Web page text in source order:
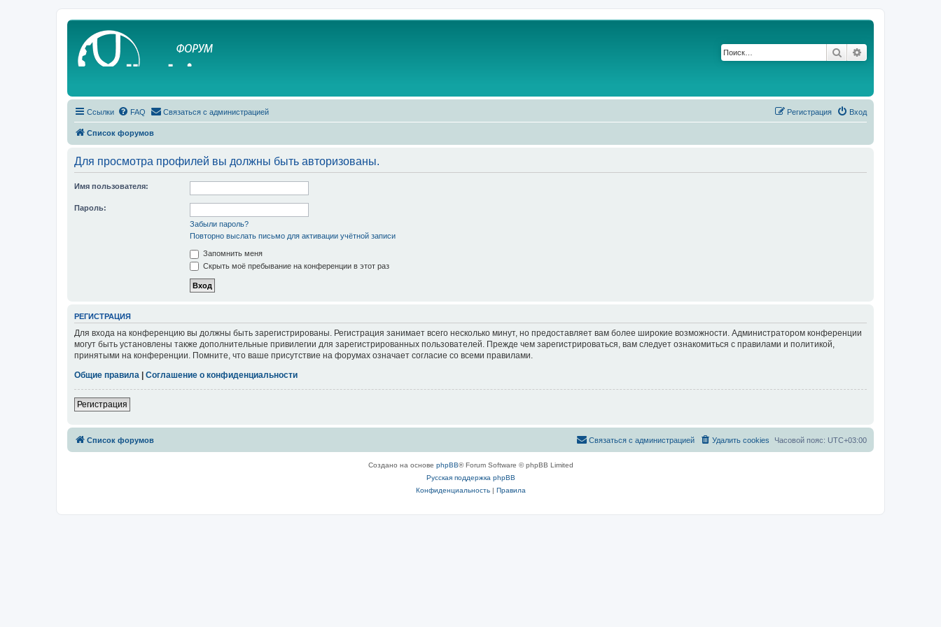
Поиск
Ссылки FAQ Связаться с администрацией Вход
Регистрация
Список форумов
Для просмотра профилей вы должны быть авторизованы.
Имя пользователя:
Пароль:
Забыли пароль?
Повторно выслать письмо для активации учётной записи
Запомнить меня
Скрыть моё пребывание на конференции в этот раз
РЕГИСТРАЦИЯ
Для входа на конференцию вы должны быть зарегистрированы. Регистрация занимает всего несколько минут, но предоставляет вам более широкие возможности. Администратором конференции
могут быть установлены также дополнительные привилегии для зарегистрированных пользователей. Прежде чем зарегистрироваться, вам следует ознакомиться с правилами и политикой,
принятыми на конференции. Помните, что ваше присутствие на форумах означает согласие со всеми правилами.
Общие правила | Соглашение о конфиденциальности
Регистрация
Список форумов Часовой пояс: UTC+03:00
Удалить cookies
Связаться с администрацией
Создано на основе phpBB® Forum Software © phpBB Limited
Русская поддержка phpBB
Конфиденциальность| Правила